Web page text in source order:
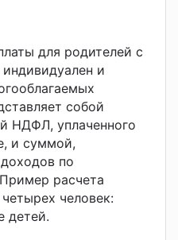
для родителей с
и
собой
НДФЛ, уплаченного
и суммой,
по
Пример расчета
человек:
детей.